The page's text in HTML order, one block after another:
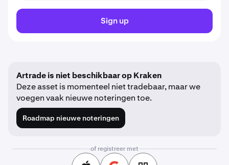
Sign up
Artrade is niet beschikbaar op Kraken
Deze asset is momenteel niet tradebaar, maar we
voegen vaak nieuwe noteringen toe.
Roadmap nieuwe noteringen
of registreer met